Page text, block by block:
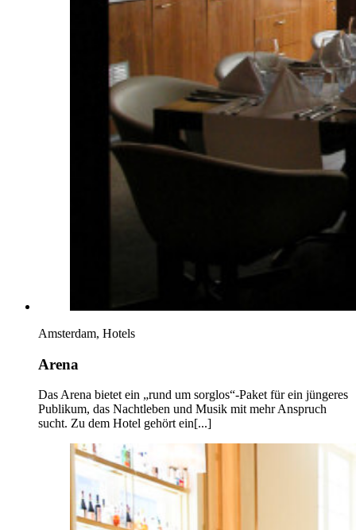
Amsterdam, Hotels
Arena
Das Arena bietet ein „rund um sorglos“-Paket für ein jüngeres
Publikum, das Nachtleben und Musik mit mehr Anspruch
sucht. Zu dem Hotel gehört ein[...]